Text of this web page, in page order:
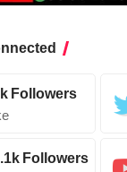
Followers
Followers